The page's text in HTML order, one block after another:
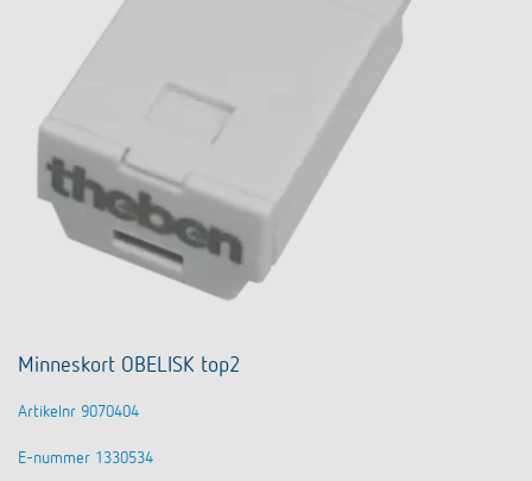
Minneskort OBELISK top2
Artikelnr 9070404
E-nummer 1330534